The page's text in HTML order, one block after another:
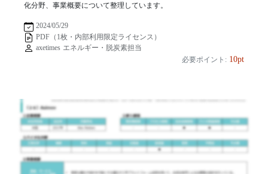
化分野、事業概要について整理しています。
2024/05/29
PDF（1枚・内部利用限定ライセンス）
axetimes エネルギー・脱炭素担当
必要ポイント: 10pt